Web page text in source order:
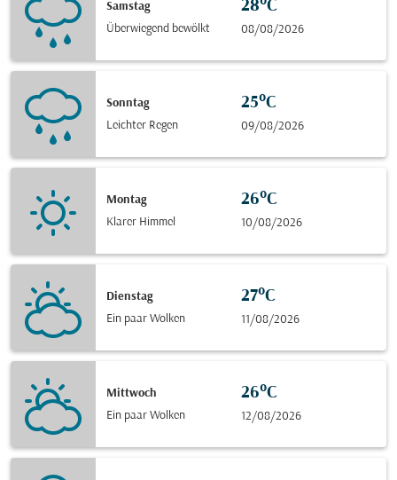
Samstag
Überwiegend bewölkt
28°C
08/08/2026
Sonntag
Leichter Regen
25°C
09/08/2026
Montag
Klarer Himmel
26°C
10/08/2026
Dienstag
Ein paar Wolken
27°C
11/08/2026
Mittwoch
Ein paar Wolken
26°C
12/08/2026